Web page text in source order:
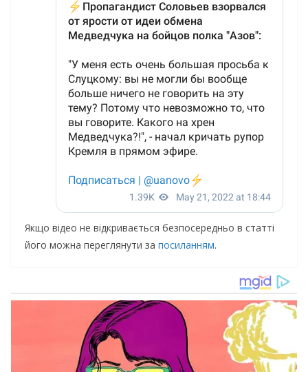
Якщо відео не відкривається безпосередньо в статті
його можна переглянути за посиланням.